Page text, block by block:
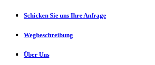
Schicken Sie uns Ihre Anfrage
Wegbeschreibung
Über Uns